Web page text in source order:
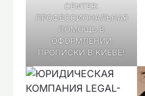
CENTER:
ПРОФЕССИОНАЛЬНАЯ
ПОМОЩЬ В
ОФОРМЛЕНИИ
ПРОПИСКИ В КИЕВЕ!